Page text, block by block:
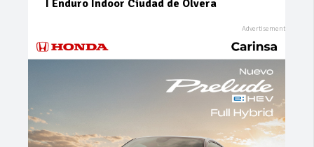
I Enduro Indoor Ciudad de Olvera